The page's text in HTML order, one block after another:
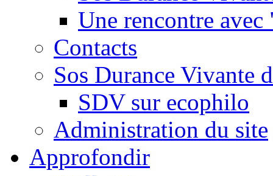
Une rencontre
Contacts
Sos Durance Vivante
SDV sur ecophilo
Administration du site
Approfondir